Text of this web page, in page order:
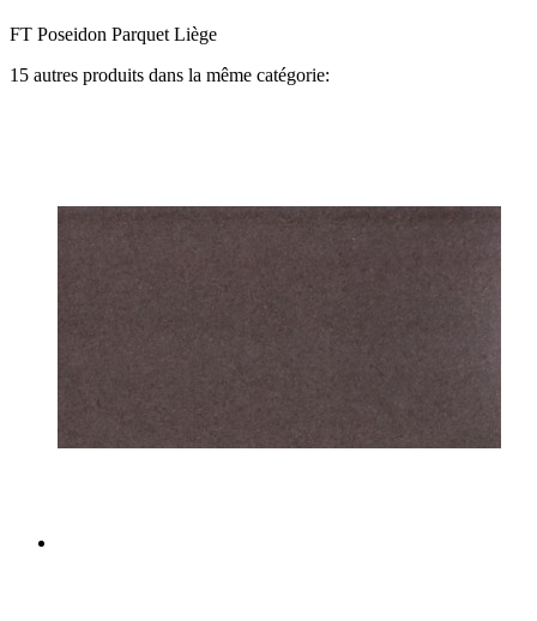
FT Poseidon Parquet Liège
15 autres produits dans la même catégorie: